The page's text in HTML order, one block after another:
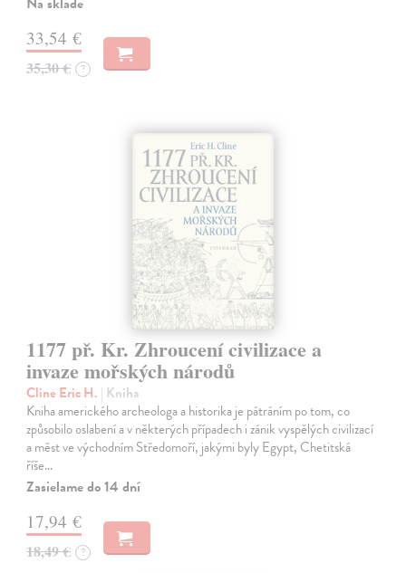
33,54 €
35,30 € ?
1177 př. Kr. Zhroucení civilizace a
invaze mořských národů
Cline Eric H. | Kniha
Kniha amerického archeologa a historika je pátráním po tom, co
způsobilo oslabení a v některých případech i zánik vyspělých civilizací
a měst ve východním Středomoří, jakými byly Egypt, Chetitská
říše…
Zasielame do 14 dní
17,94 €
18,49 € ?